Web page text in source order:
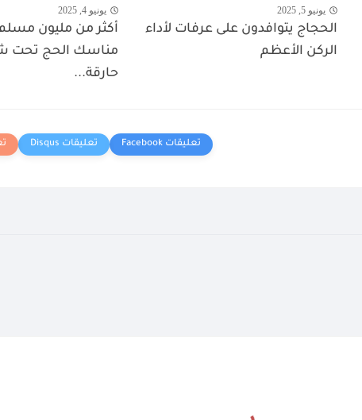
يونيو 5, 2025
الحجاج يتوافدون على عرفات لأداء
الركن الأعظم
يونيو 4, 2025
أكثر من مليون
مناسك الحج
حارقة...